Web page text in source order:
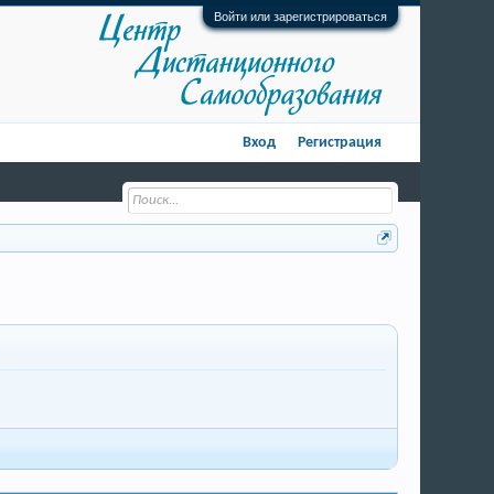
Войти или зарегистрироваться
Вход Регистрация